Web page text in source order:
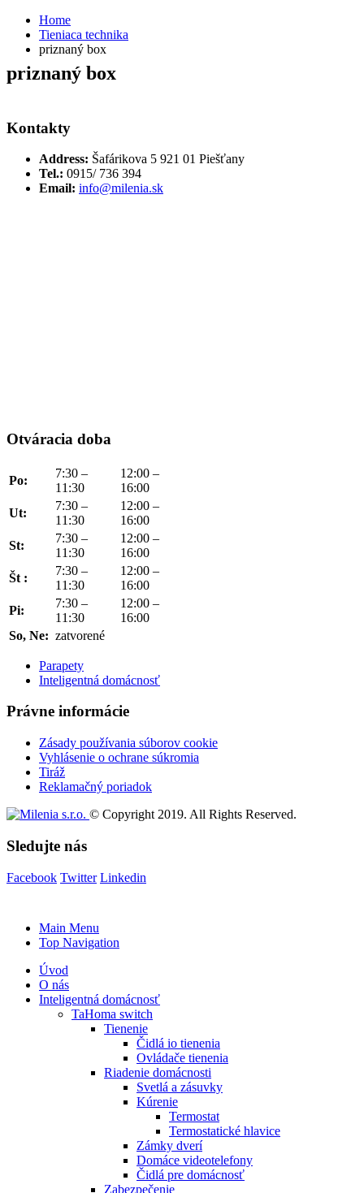
Home
Tieniaca technika
priznaný box
priznaný box
Kontakty
Address: Šafárikova 5 921 01 Piešťany
Tel.: 0915/ 736 394
Email: info@milenia.sk
Otváracia doba
Po:
7:30 –
11:30
12:00 –
16:00
Ut:
7:30 –
11:30
12:00 –
16:00
St:
7:30 –
11:30
12:00 –
16:00
Št :
7:30 –
11:30
12:00 –
16:00
Pi:
7:30 –
11:30
12:00 –
16:00
So, Ne: zatvorené
Parapety
Inteligentná domácnosť
Právne informácie
Zásady používania súborov cookie
Vyhlásenie o ochrane súkromia
Tiráž
Reklamačný poriadok
© Copyright 2019. All Rights Reserved.
Sledujte nás
Facebook Twitter Linkedin
Main Menu
Top Navigation
Úvod
O nás
Inteligentná domácnosť
TaHoma switch
Tienenie
Čidlá io tienenia
Ovládače tienenia
Riadenie domácnosti
Svetlá a zásuvky
Kúrenie
Termostat
Termostatické hlavice
Zámky dverí
Domáce videotelefony
Čidlá pre domácnosť
Zabezpečenie